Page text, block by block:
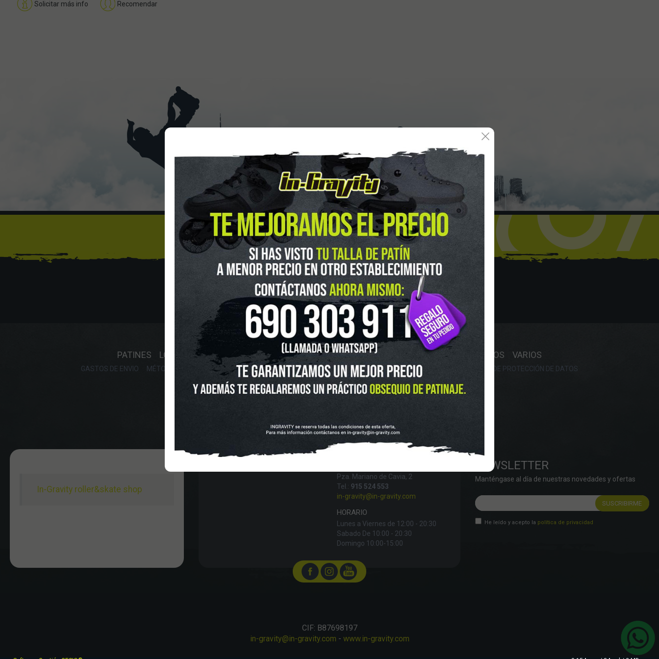
Solicitar más info Recomendar
Síguenos en Instagram@ingravityshop
INICIO OUTLET NOVEDADES CLUBS Y ASOCIACIONES SITUACIÓN Y HORARIO
PATINES LONGBOARD SKATEBOARD SCOOTER PROTECCIONES ACCESORIOS RECAMBIOS VARIOS
GASTOS DE ENVIO MÉTODOS DE PAGO, DEVOLUCIONES Y DATOS DE INTERÉS AVISO LEGAL POLÍTICA DE COOKIES POLÍTICA DE PROTECCIÓN DE DATOS
FINANCIA CON:
In-Gravity roller&skate shop
Pza. Mariano de Cavia, 2
Tel.: 915 524 553
in-gravity@in-gravity.com
HORARIO
Lunes a Viernes de 12:00 - 20:30
Sabado De 10:00 - 20:30
Domingo 10:00-15:00
NEWSLETTER
Manténgase al día de nuestras novedades y ofertas
He leído y acepto la política de privacidad
CIF: B87698197
in-gravity@in-gravity.com - www.in-gravity.com